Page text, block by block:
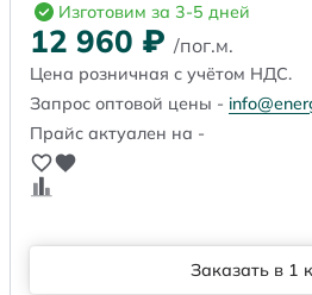
Изготовим за 3-5 дней
12 960 ₽ /пог.м.
Цена розничная с учётом НДС.
Запрос оптовой цены -
Прайс актуален на -
Заказать в 1